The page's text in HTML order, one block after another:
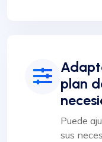
plan
Puede
sus